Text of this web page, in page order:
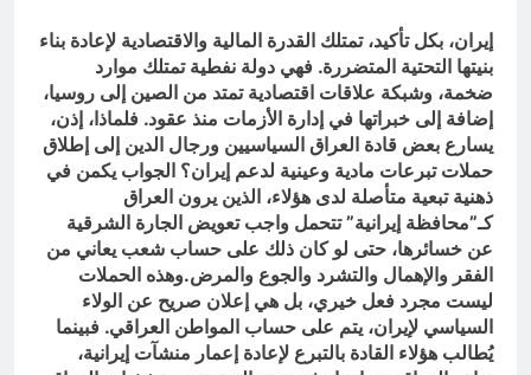
إيران، بكل تأكيد، تمتلك القدرة المالية والاقتصادية لإعادة بناء
بنيتها التحتية المتضررة. فهي دولة نفطية تمتلك موارد
ضخمة، وشبكة علاقات اقتصادية تمتد من الصين إلى روسيا،
إضافة إلى خبراتها في إدارة الأزمات منذ عقود. فلماذا، إذن،
يسارع بعض قادة العراق السياسيين ورجال الدين إلى إطلاق
حملات تبرعات مادية وعينية لدعم إيران؟ الجواب يكمن في
ذهنية تبعية متأصلة لدى هؤلاء، الذين يرون العراق
كـ”محافظة إيرانية” تتحمل واجب تعويض الجارة الشرقية
عن خسائرها، حتى لو كان ذلك على حساب شعب يعاني من
الفقر والإهمال والتشرد والجوع والمرض.وهذه الحملات
ليست مجرد فعل خيري، بل هي إعلان صريح عن الولاء
السياسي لإيران، يتم على حساب المواطن العراقي. فبينما
يُطالب هؤلاء القادة بالتبرع لإعادة إعمار منشآت إيرانية،